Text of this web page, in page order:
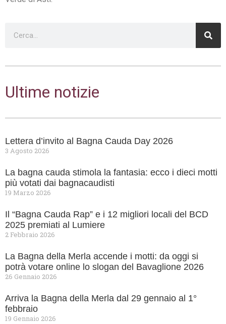
Ultime notizie
Lettera d’invito al Bagna Cauda Day 2026
3 Agosto 2026
La bagna cauda stimola la fantasia: ecco i dieci motti
più votati dai bagnacaudisti
19 Marzo 2026
Il “Bagna Cauda Rap” e i 12 migliori locali del BCD
2025 premiati al Lumiere
2 Febbraio 2026
La Bagna della Merla accende i motti: da oggi si
potrà votare online lo slogan del Bavaglione 2026
26 Gennaio 2026
Arriva la Bagna della Merla dal 29 gennaio al 1°
febbraio
19 Gennaio 2026